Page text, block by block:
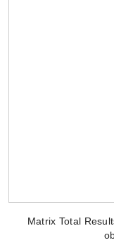
Matrix Total